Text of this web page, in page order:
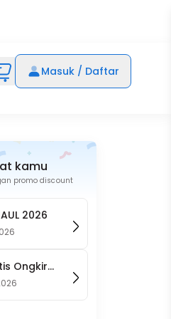
Masuk / Daftar
kamu
promo discount
2026
Ongkir
Website)